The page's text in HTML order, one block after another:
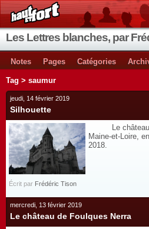
Les Lettres blanches, par
Notes Pages Catégories
Tag > saumur
jeudi, 14 février 2019
Silhouette
Le château
Maine-et-Loire,
2018.
Écrit par Frédéric Tison
mercredi, 13 février 2019
Le château de Foulques Nerra